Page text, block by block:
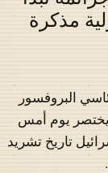
مذكرة
البروفسور
يوم أمس
تاريخ تشريد